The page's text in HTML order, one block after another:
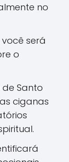
no
será
o
de Santo
ciganas